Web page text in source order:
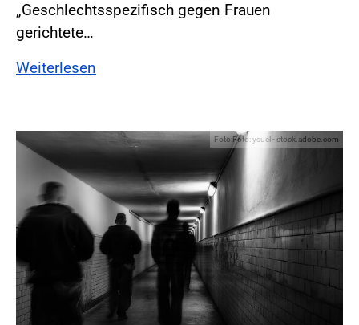
„Geschlechtsspezifisch gegen Frauen
gerichtete…
Weiterlesen
Foto:Foto: ysuel - stock.adobe.com